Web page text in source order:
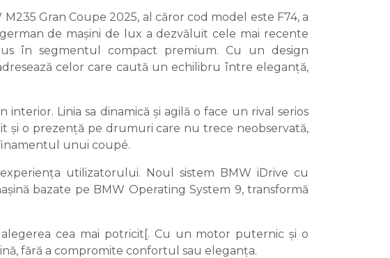
Gran Coupe 2025, al căror cod model este F74, a
de mașini de lux a dezvăluit cele mai recente
în segmentul compact premium. Cu un design
celor care caută un echilibru între eleganță,
Linia sa dinamică și agilă o face un rival serios
și o prezență pe drumuri care nu trece neobservată,
unui coupé.
utilizatorului. Noul sistem BMW iDrive cu
bazate pe BMW Operating System 9, transformă
cea mai potricit[. Cu un motor puternic și o
fără a compromite confortul sau eleganța.